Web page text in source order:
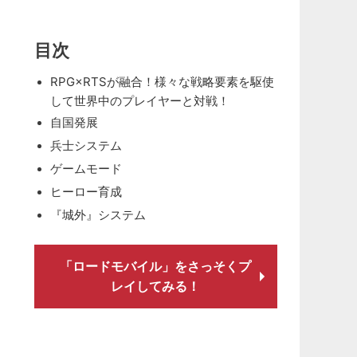
目次
RPG×RTSが融合！様々な戦略要素を駆使
して世界中のプレイヤーと対戦！
自国発展
兵士システム
ゲームモード
ヒーロー育成
『城外』システム
「ロードモバイル」をさっそくプ
レイしてみる！